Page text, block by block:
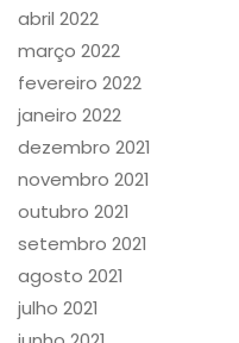
abril 2022
março 2022
fevereiro 2022
janeiro 2022
dezembro 2021
novembro 2021
outubro 2021
setembro 2021
agosto 2021
julho 2021